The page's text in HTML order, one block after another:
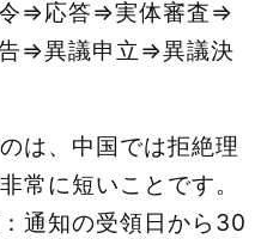
⇒応答⇒実体審査⇒
⇒異議申立⇒異議決
は、中国では拒絶理
常に短いことです。
知の受領日から30